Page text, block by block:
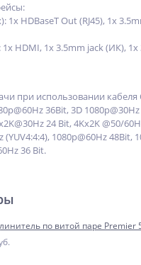
1x HDBaseT Out (RJ45), 1x
HDMI, 1x 3.5mm jack (ИК), 1x
при использовании кабеля
36Bit, 3D
24 Bit, 4Kx2K @50/
(YUV4:4:4), 1080p@60Hz 48Bit,
36 Bit.
по витой паре Premier